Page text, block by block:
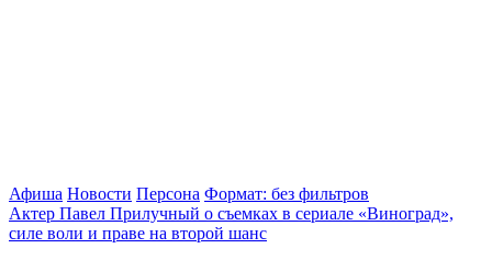
Афиша Новости Персона Формат: без фильтров
Актер Павел Прилучный о съемках в сериале «Виноград»,
силе воли и праве на второй шанс